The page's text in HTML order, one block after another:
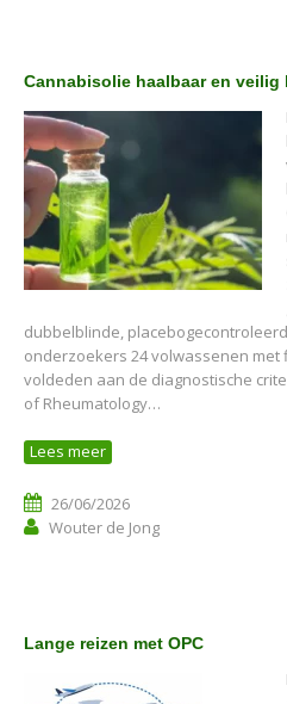
Cannabisolie haalbaar en
dubbelblinde,
onderzoekers 24 volwassenen met
voldeden aan de diagnostische
of Rheumatology…
Lees meer
26/06/2026
Wouter de Jong
Lange reizen met OPC